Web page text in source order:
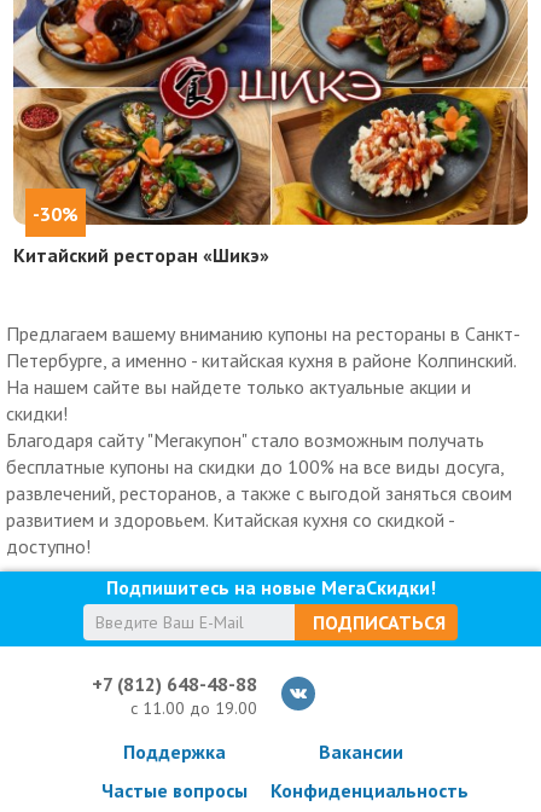
-30%
Китайский ресторан «Шикэ»
Предлагаем вашему вниманию купоны на рестораны в Санкт-
Петербурге, а именно - китайская кухня в районе Колпинский.
На нашем сайте вы найдете только актуальные акции и
скидки!
Благодаря сайту "Мегакупон" стало возможным получать
бесплатные купоны на скидки до 100% на все виды досуга,
развлечений, ресторанов, а также с выгодой заняться своим
развитием и здоровьем. Китайская кухня со скидкой -
доступно!
Подпишитесь на новые МегаСкидки!
ПОДПИСАТЬСЯ
+7 (812) 648-48-88
с 11.00 до 19.00
Поддержка
Частые вопросы
Вакансии
Конфиденциальность